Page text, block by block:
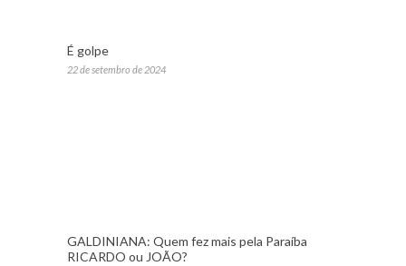
É golpe
22 de setembro de 2024
GALDINIANA: Quem fez mais pela Paraíba
RICARDO ou JOÃO?